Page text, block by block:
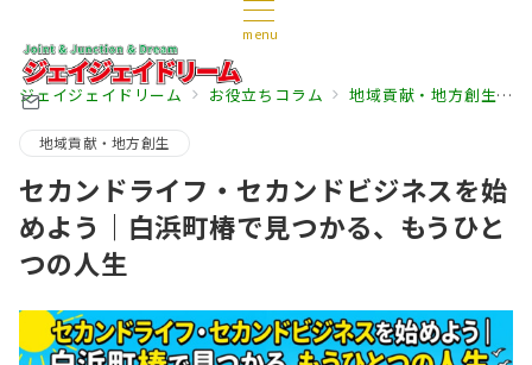
menu
ジェイジェイドリーム お役立ちコラム 地域貢献・地方創生
地域貢献・地方創生
セカンドライフ・セカンドビジネスを始
めよう｜白浜町椿で見つかる、もうひと
つの人生